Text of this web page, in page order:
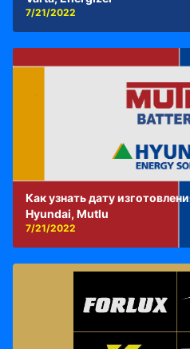
7/21/2022
Как узнать дату
Hyundai, Mutlu
7/21/2022